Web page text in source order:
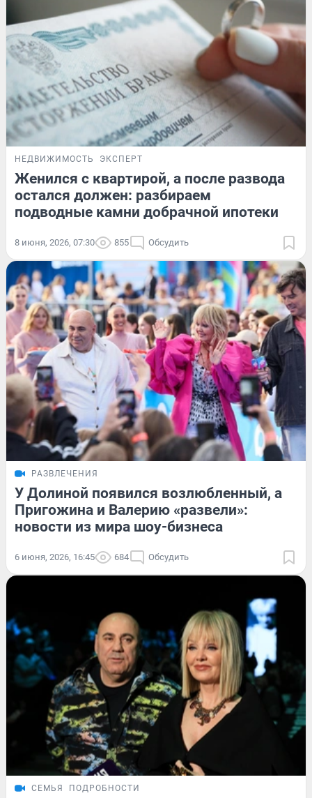
НЕДВИЖИМОСТЬ ЭКСПЕРТ
Женился с квартирой, а после развода
остался должен: разбираем
подводные камни добрачной ипотеки
8 июня, 2026, 07:30 855 Обсудить
РАЗВЛЕЧЕНИЯ
У Долиной появился возлюбленный, а
Пригожина и Валерию «развели»:
новости из мира шоу-бизнеса
6 июня, 2026, 16:45 684 Обсудить
СЕМЬЯ ПОДРОБНОСТИ